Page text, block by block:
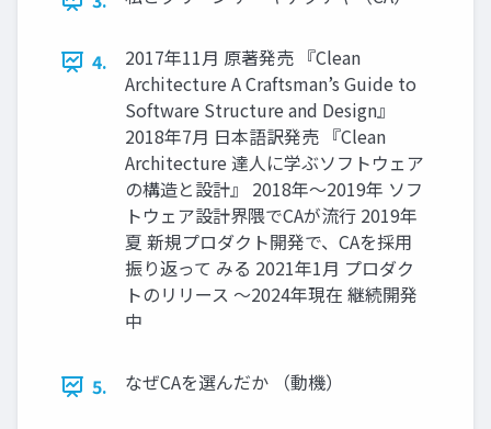
4.
2017年11月 原著発売 『Clean
Architecture A Craftsman’s Guide to
Software Structure and Design』
2018年7月 日本語訳発売 『Clean
Architecture 達人に学ぶソフトウェア
の構造と設計』 2018年〜2019年 ソフ
トウェア設計界隈でCAが流行 2019年
夏 新規プロダクト開発で、CAを採用
振り返って みる 2021年1月 プロダク
トのリリース 〜2024年現在 継続開発
中
5. なぜCAを選んだか （動機）